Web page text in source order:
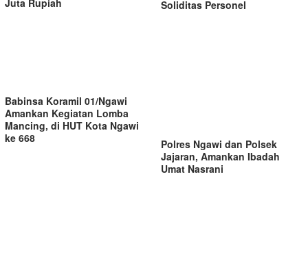
Juta Rupiah
Soliditas Personel
Babinsa Koramil 01/Ngawi
Amankan Kegiatan Lomba
Mancing, di HUT Kota Ngawi
ke 668
Polres Ngawi dan Polsek
Jajaran, Amankan Ibadah
Umat Nasrani